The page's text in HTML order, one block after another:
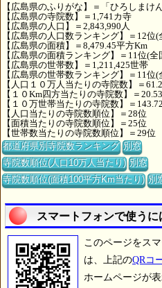
【広島県のふりがな】＝「ひろしまけん
【広島県の寺院数】＝1,741カ寺
【広島県の人口】＝2,843,990人
【広島県の人口数ランキング】＝12位
【広島県の面積】＝8,479.45平方Km
【広島県の面積ランキング】＝11位(
【広島県の世帯数】＝1,211,425世帯
【広島県の世帯数ランキング】＝11位
【人口１０万人当たりの寺院数】＝
【１０Km四方当たりの寺院数】＝
【１０万世帯当たりの寺院数】＝
【人口当たりの寺院数順位】＝28位
【面積当たりの寺院数順位】＝25位
【世帯数当たりの寺院数順位】＝29位
都道府県別寺院数ランキング 別窓
寺院数順位(人口10万人当たり) 別窓
寺院数順位(面積100平方Km当たり) 別
スマートフォンで使うに
このページをス
は、上記のQRコ
ホームページが表